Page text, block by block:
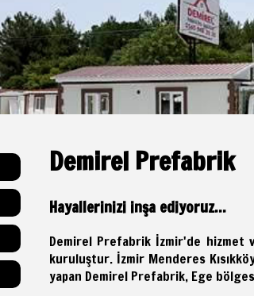
Demirel Prefabrik
Hayallerinizi inşa ediyoruz...
Demirel Prefabrik İzmir'de hizmet
kuruluştur. İzmir Menderes
yapan Demirel Prefabrik, Ege